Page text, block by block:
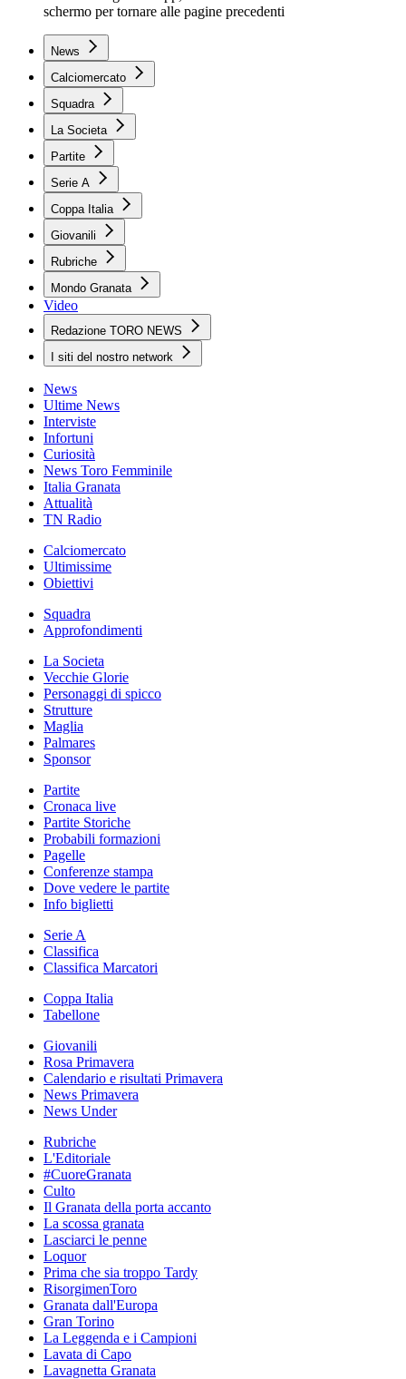
schermo per tornare alle pagine precedenti
News
Calciomercato
Squadra
La Societa
Partite
Serie A
Coppa Italia
Giovanili
Rubriche
Mondo Granata
Video
Redazione TORO NEWS
I siti del nostro network
News
Ultime News
Interviste
Infortuni
Curiosità
News Toro Femminile
Italia Granata
Attualità
TN Radio
Calciomercato
Ultimissime
Obiettivi
Squadra
Approfondimenti
La Societa
Vecchie Glorie
Personaggi di spicco
Strutture
Maglia
Palmares
Sponsor
Partite
Cronaca live
Partite Storiche
Probabili formazioni
Pagelle
Conferenze stampa
Dove vedere le partite
Info biglietti
Serie A
Classifica
Classifica Marcatori
Coppa Italia
Tabellone
Giovanili
Rosa Primavera
Calendario e risultati Primavera
News Primavera
News Under
Rubriche
L'Editoriale
#CuoreGranata
Culto
Il Granata della porta accanto
La scossa granata
Lasciarci le penne
Loquor
Prima che sia troppo Tardy
RisorgimenToro
Granata dall'Europa
Gran Torino
La Leggenda e i Campioni
Lavata di Capo
Lavagnetta Granata